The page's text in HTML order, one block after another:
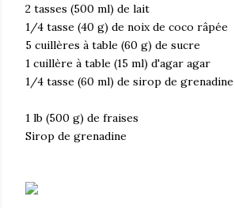
2 tasses (500 ml) de lait
1/4 tasse (40 g) de noix de coco râpée
5 cuillères à table (60 g) de sucre
1 cuillère à table (15 ml) d'agar agar
1/4 tasse (60 ml) de sirop de grenadine
1 lb (500 g) de fraises
Sirop de grenadine